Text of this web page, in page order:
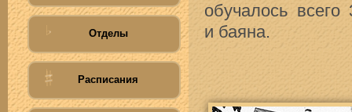
Отделы
Расписания
обучалось
и баяна.